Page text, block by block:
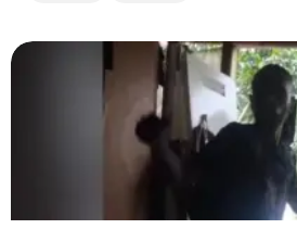
Compartir